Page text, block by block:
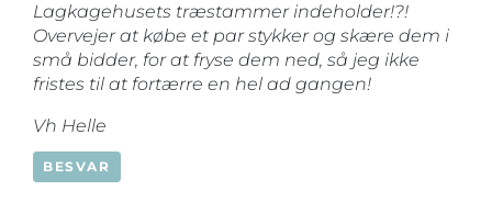
Lagkagehusets træstammer indeholder!?!
Overvejer at købe et par stykker og skære dem i
små bidder, for at fryse dem ned, så jeg ikke
fristes til at fortærre en hel ad gangen!
Vh Helle
BESVAR